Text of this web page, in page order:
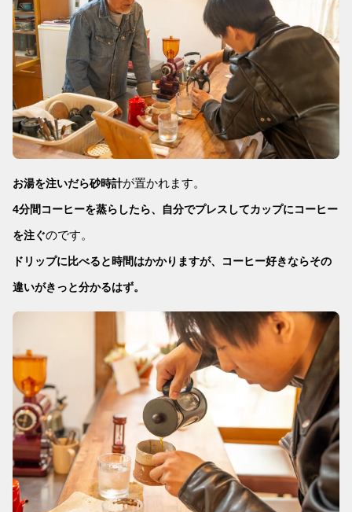
お湯を注いだら砂時計が置かれます。
4分間コーヒーを蒸らしたら、自分でプレスしてカップにコーヒー
を注ぐのです。
ドリップに比べると時間はかかりますが、コーヒー好きならその
違いがきっと分かるはず。